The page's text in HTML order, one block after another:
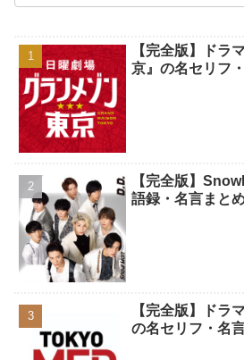
【完全版】ドラ
京』の名セリフ
【完全版】
語録・名言まと
【完全版】ドラ
の名セリフ・名